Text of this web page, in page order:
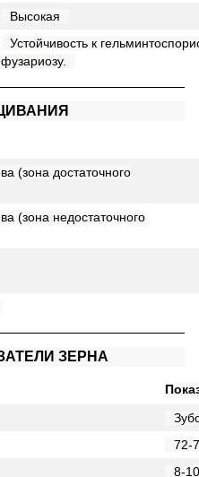
Высокая
Устойчивость к
фузариозу.
(зона достаточного
(зона недостаточного
ЗЕРНА
72-
8-